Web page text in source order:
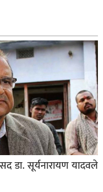
डा. सूर्यनारायण यादवले